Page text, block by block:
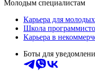
Молодым специалистам
Карьера для
Школа
Карьера в
Боты для